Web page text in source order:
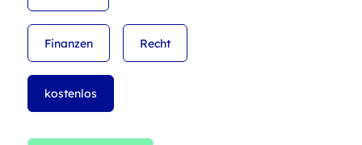
Finanzen Recht
kostenlos